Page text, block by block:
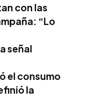
con las
“Lo
señal
el consumo
la